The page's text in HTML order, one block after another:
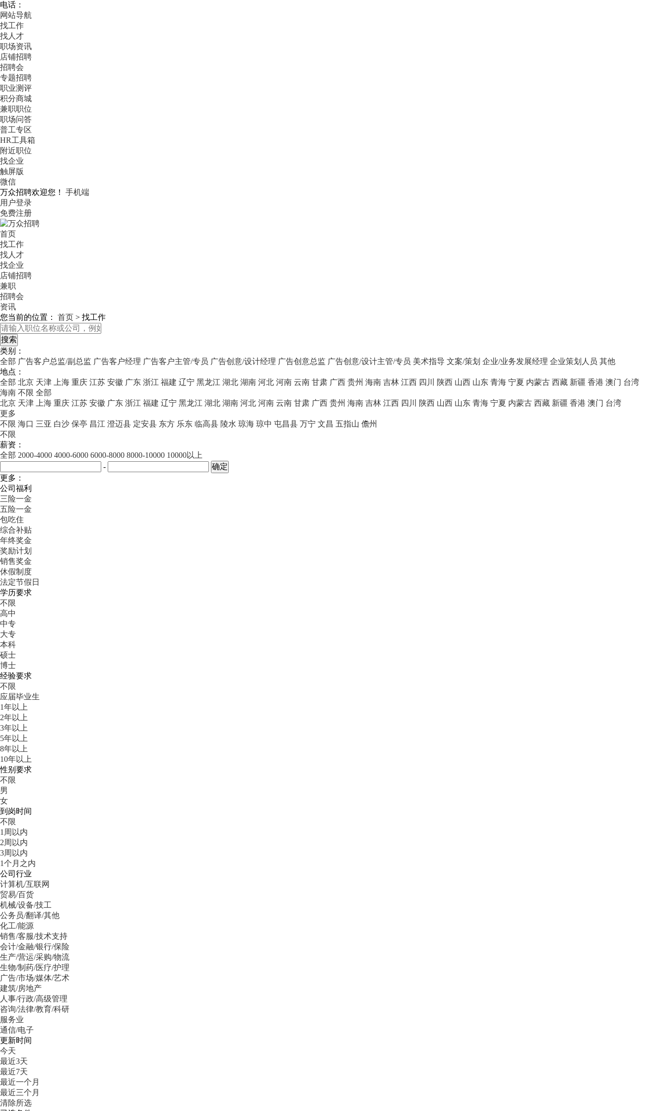
电话：
网站导航
找工作
找人才
职场资讯
店铺招聘
招聘会
专题招聘
职业测评
积分商城
兼职职位
职场问答
普工专区
HR工具箱
附近职位
找企业
触屏版
微信
万众招聘欢迎您！
手机端
用户登录
免费注册
首页
找工作
找人才
找企业
店铺招聘
兼职
招聘会
资讯
您当前的位置： 首页 > 找工作
类别：
全部 广告客户总监/副总监 广告客户经理 广告客户主管/专员 广告创意/设计经理 广告创意总监 广告创意/设计主管/专员 美术指导 文案/策划 企业/业务发展经理 企业策划人员 其他
地点：
全部 北京 天津 上海 重庆 江苏 安徽 广东 浙江 福建 辽宁 黑龙江 湖北 湖南 河北 河南 云南 甘肃 广西 贵州 海南 吉林 江西 四川 陕西 山西 山东 青海 宁夏 内蒙古 西藏 新疆 香港 澳门 台湾
海南 不限 全部
北京 天津 上海 重庆 江苏 安徽 广东 浙江 福建 辽宁 黑龙江 湖北 湖南 河北 河南 云南 甘肃 广西 贵州 海南 吉林 江西 四川 陕西 山西 山东 青海 宁夏 内蒙古 西藏 新疆 香港 澳门 台湾
更多
不限 海口 三亚 白沙 保亭 昌江 澄迈县 定安县 东方 乐东 临高县 陵水 琼海 琼中 屯昌县 万宁 文昌 五指山 儋州
不限
薪资：
全部 2000-4000 4000-6000 6000-8000 8000-10000 10000以上
-
更多：
公司福利
三险一金
五险一金
包吃住
综合补贴
年终奖金
奖励计划
销售奖金
休假制度
法定节假日
学历要求
不限
高中
中专
大专
本科
硕士
博士
经验要求
不限
应届毕业生
1年以上
2年以上
3年以上
5年以上
8年以上
10年以上
性别要求
不限
男
女
到岗时间
不限
1周以内
2周以内
3周以内
1个月之内
公司行业
计算机/互联网
贸易/百货
机械/设备/技工
公务员/翻译/其他
化工/能源
销售/客服/技术支持
会计/金融/银行/保险
生产/营运/采购/物流
生物/制药/医疗/护理
广告/市场/媒体/艺术
建筑/房地产
人事/行政/高级管理
咨询/法律/教育/科研
服务业
通信/电子
更新时间
今天
最近3天
最近7天
最近一个月
最近三个月
清除所选